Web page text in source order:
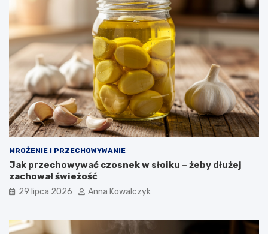
MROŻENIE I PRZECHOWYWANIE
Jak przechowywać czosnek w słoiku – żeby dłużej
zachował świeżość
29 lipca 2026 Anna Kowalczyk